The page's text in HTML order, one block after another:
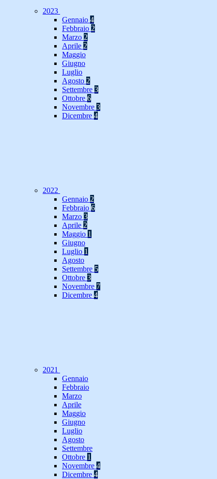
2023
Gennaio 4
Febbraio 2
Marzo 2
Aprile 2
Maggio
Giugno
Luglio
Agosto 2
Settembre 3
Ottobre 6
Novembre 3
Dicembre 4
2022
Gennaio 2
Febbraio 6
Marzo 3
Aprile 2
Maggio 1
Giugno
Luglio 1
Agosto
Settembre 5
Ottobre 3
Novembre 7
Dicembre 4
2021
Gennaio
Febbraio
Marzo
Aprile
Maggio
Giugno
Luglio
Agosto
Settembre
Ottobre 1
Novembre 4
Dicembre 4